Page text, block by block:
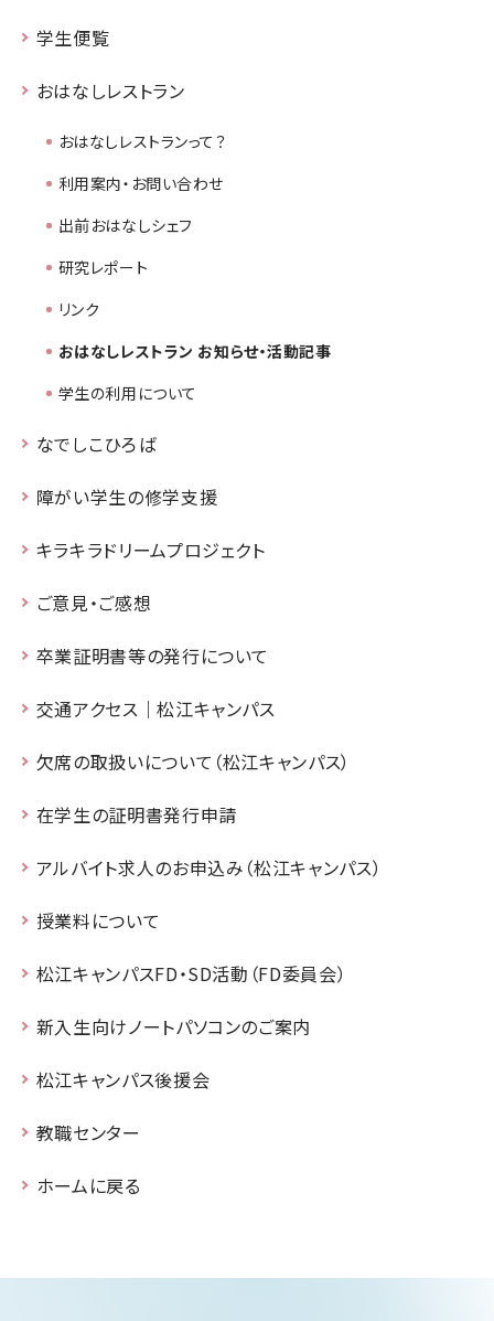
学生便覧
おはなしレストラン
おはなしレストランって？
利用案内・お問い合わせ
出前おはなしシェフ
研究レポート
リンク
おはなしレストラン お知らせ・活動記事
学生の利用について
なでしこひろば
障がい学生の修学支援
キラキラドリームプロジェクト
ご意見・ご感想
卒業証明書等の発行について
交通アクセス｜松江キャンパス
欠席の取扱いについて（松江キャンパス）
在学生の証明書発行申請
アルバイト求人のお申込み（松江キャンパス）
授業料について
松江キャンパスFD・SD活動（FD委員会）
新入生向けノートパソコンのご案内
松江キャンパス後援会
教職センター
ホームに戻る